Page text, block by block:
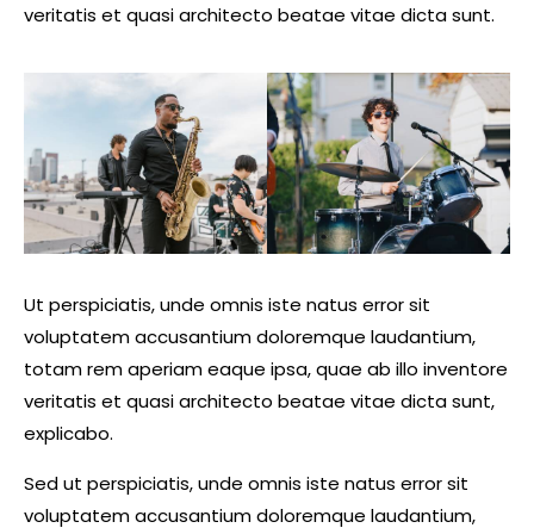
veritatis et quasi architecto beatae vitae dicta sunt.
Ut perspiciatis, unde omnis iste natus error sit
voluptatem accusantium doloremque laudantium,
totam rem aperiam eaque ipsa, quae ab illo inventore
veritatis et quasi architecto beatae vitae dicta sunt,
explicabo.
Sed ut perspiciatis, unde omnis iste natus error sit
voluptatem accusantium doloremque laudantium,